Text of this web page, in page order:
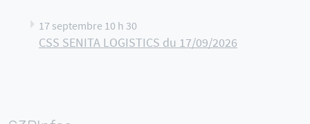
17 septembre 10 h 30
CSS SENITA LOGISTICS du 17/09/2026